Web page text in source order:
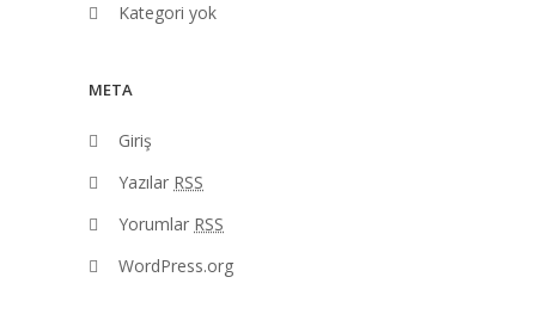
Kategori yok
META
Giriş
Yazılar RSS
Yorumlar RSS
WordPress.org